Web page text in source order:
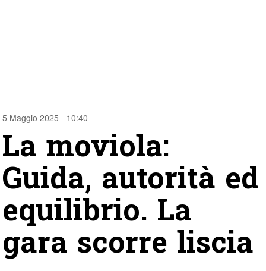
5 Maggio 2025 - 10:40
La moviola:
Guida, autorità ed
equilibrio. La
gara scorre liscia